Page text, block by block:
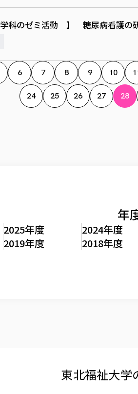
科のゼミ活動 】 糖尿病看護の
6 7 8 9 10
24 25 26 27 28
年
2025年度 2024年度
2019年度 2018年度
東北福祉大学